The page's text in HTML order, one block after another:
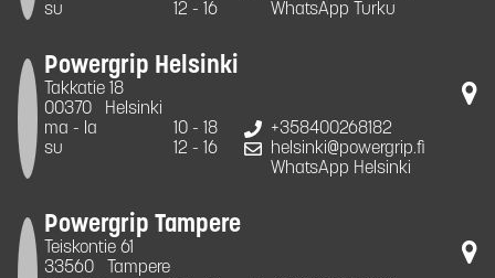
su
12 - 16
WhatsApp Turku
Powergrip Helsinki
Takkatie 18
00370
Helsinki
ma - la
10 - 18
su
12 - 16
+358400268182
helsinki@powergrip.fi
WhatsApp Helsinki
Powergrip Tampere
Teiskontie 61
33560
Tampere